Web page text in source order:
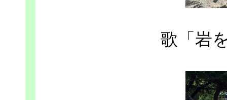
歌「岩